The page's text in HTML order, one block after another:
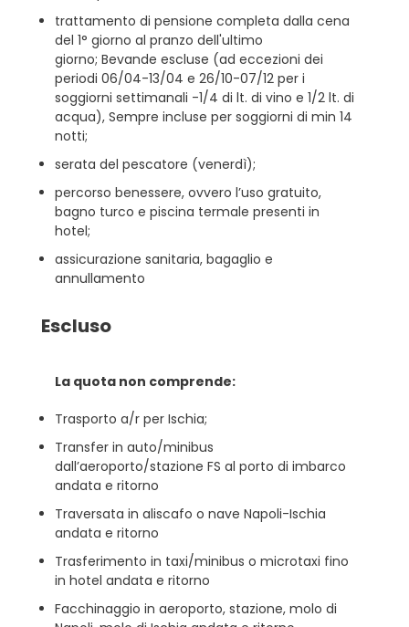
trattamento di pensione completa dalla cena
del 1° giorno al pranzo dell'ultimo
giorno; Bevande escluse (ad eccezioni dei
periodi 06/04-13/04 e 26/10-07/12 per i
soggiorni settimanali -1/4 di lt. di vino e 1/2 lt. di
acqua), Sempre incluse per soggiorni di min 14
notti;
serata del pescatore (venerdì);
percorso benessere, ovvero l’uso gratuito,
bagno turco e piscina termale presenti in
hotel;
assicurazione sanitaria, bagaglio e
annullamento
Escluso
La quota non comprende:
Trasporto a/r per Ischia;
Transfer in auto/minibus
dall’aeroporto/stazione FS al porto di imbarco
andata e ritorno
Traversata in aliscafo o nave Napoli-Ischia
andata e ritorno
Trasferimento in taxi/minibus o microtaxi fino
in hotel andata e ritorno
Facchinaggio in aeroporto, stazione, molo di